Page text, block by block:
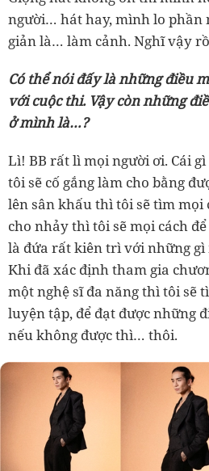
người… hát hay, mình lo phần
giản là… làm cảnh. Nghĩ vậy
Có thể nói đấy là những điều
với cuộc thi. Vậy còn những
ở mình là…?
Lì! BB rất lì mọi người ơi. Cái
tôi sẽ cố gắng làm cho bằng
lên sân khấu thì tôi sẽ tìm mọi
cho nhảy thì tôi sẽ mọi cách
là đứa rất kiên trì với những
Khi đã xác định tham gia
một nghệ sĩ đa năng thì tôi sẽ
luyện tập, để đạt được những
nếu không được thì… thôi.